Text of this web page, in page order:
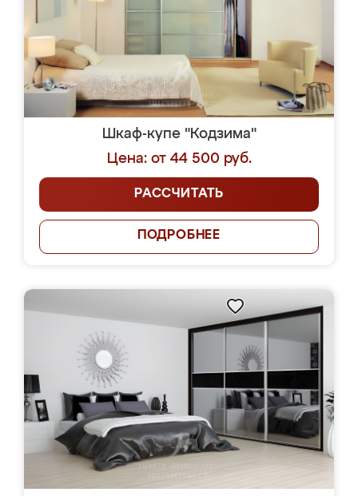
Шкаф-купе "Кодзима"
Цена: от 44 500 руб.
РАССЧИТАТЬ
ПОДРОБНЕЕ